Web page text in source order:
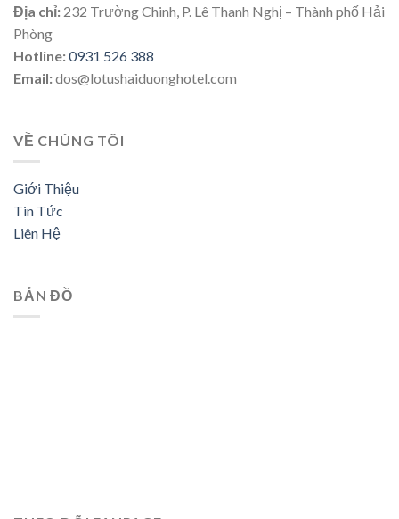
Địa chỉ: 232 Trường Chinh, P. Lê Thanh Nghị – Thành phố Hải
Phòng
Hotline:0931 526 388
Email:dos@lotushaiduonghotel.com
VỀ CHÚNG TÔI
Giới Thiệu
Tin Tức
Liên Hệ
BẢN ĐỒ